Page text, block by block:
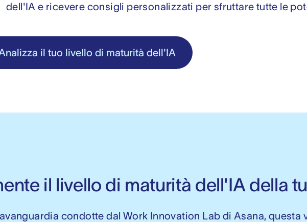
dell'IA e ricevere consigli personalizzati per sfruttare tutte le
il tuo livello di maturità dell'IA
il livello di maturità dell'IA della
condotte dal Work Innovation Lab di Asana,